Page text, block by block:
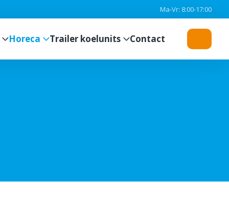
Ma-Vr: 8:00-17:00
Horeca Trailer koelunits Contact